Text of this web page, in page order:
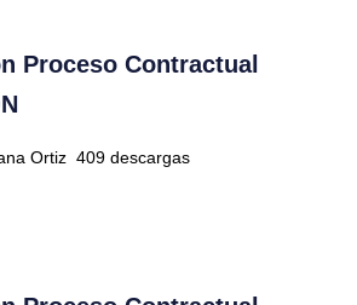
Proceso Contractual
Ortiz 409 descargas